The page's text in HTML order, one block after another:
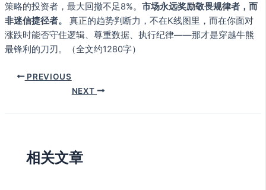
策略的投资者，最大回撤不足8%。 市场永远奖励敬畏规律者，而
非迷信捷径者。
真正的趋势判断力，不在K线图里，而在你面对
涨跌时能否守住逻辑、尊重数据、执行纪律——那才是穿越牛熊
最锋利的刀刃。（全文约1280字）
PREVIOUS
NEXT
相关文章